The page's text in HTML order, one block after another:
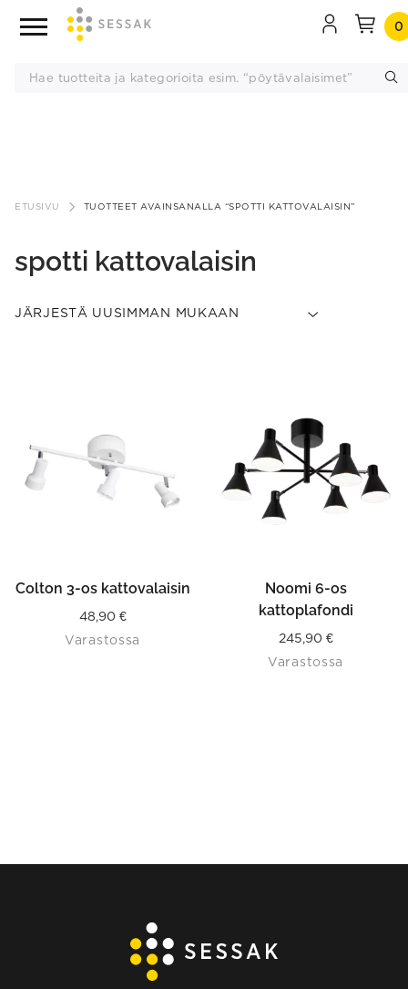
sisältöön
0
ETUSIVU TUOTTEET AVAINSANALLA “SPOTTI KATTOVALAISIN”
spotti kattovalaisin
Colton 3-os kattovalaisin
48,90 €
Varastossa
Noomi 6-os
kattoplafondi
245,90 €
Varastossa